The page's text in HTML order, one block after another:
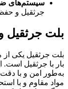
سیستم‌های
جرثقیل و
بلت جرثقیل
بلت جرثقیل یکی از
بار با جرثقیل است.
به‌طور امن و با
مواد مقاوم و با